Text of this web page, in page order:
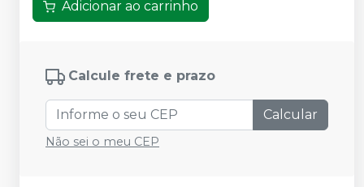
Adicionar ao carrinho
Calcule frete e prazo
Calcular
Não sei o meu CEP